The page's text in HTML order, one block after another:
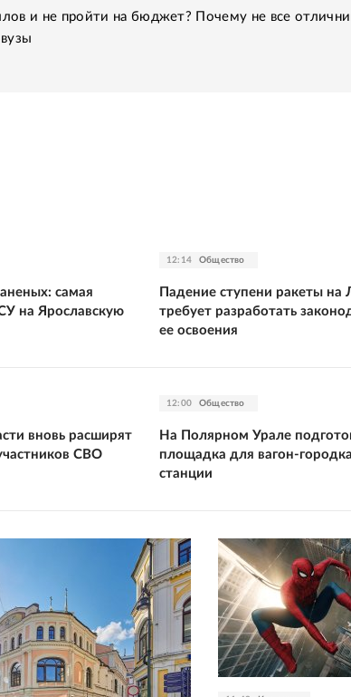
и не пройти на бюджет? Почему не все
самая
на Ярославскую
12:14 Общество
Падение ступени ракеты на
требует разработать
ее освоения
вновь расширят
СВО
12:00 Общество
На Полярном Урале
площадка для вагон-
станции